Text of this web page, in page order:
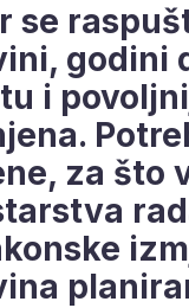
se
godini
i
za što